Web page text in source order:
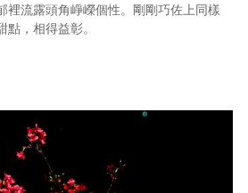
裡流露頭角崢嶸個性。剛剛巧佐上同樣
，相得益彰。